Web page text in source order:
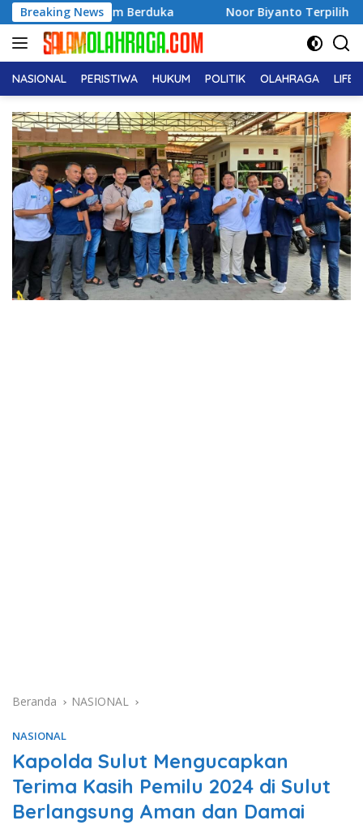
Langsung
ke
konten
Breaking News
Berduka Noor Biyanto Terpilih Aklamasi Pimpin
NASIONAL PERISTIWA HUKUM POLITIK OLAHRAGA
Beranda NASIONAL
NASIONAL
Kapolda Sulut Mengucapkan
Terima Kasih Pemilu 2024 di Sulut
Berlangsung Aman dan Damai